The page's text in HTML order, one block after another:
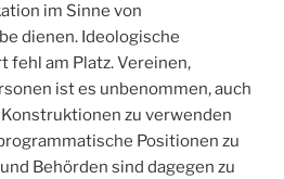
im Sinne von
dienen. Ideologische
fehl am Platz. Vereinen,
ist es unbenommen, auch
zu verwenden
Positionen zu
Behörden sind dagegen zu